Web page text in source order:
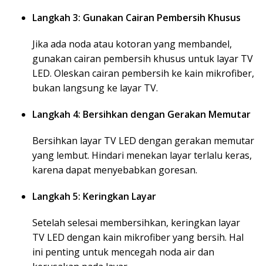
Langkah 3: Gunakan Cairan Pembersih Khusus
Jika ada noda atau kotoran yang membandel,
gunakan cairan pembersih khusus untuk layar TV
LED. Oleskan cairan pembersih ke kain mikrofiber,
bukan langsung ke layar TV.
Langkah 4: Bersihkan dengan Gerakan Memutar
Bersihkan layar TV LED dengan gerakan memutar
yang lembut. Hindari menekan layar terlalu keras,
karena dapat menyebabkan goresan.
Langkah 5: Keringkan Layar
Setelah selesai membersihkan, keringkan layar
TV LED dengan kain mikrofiber yang bersih. Hal
ini penting untuk mencegah noda air dan